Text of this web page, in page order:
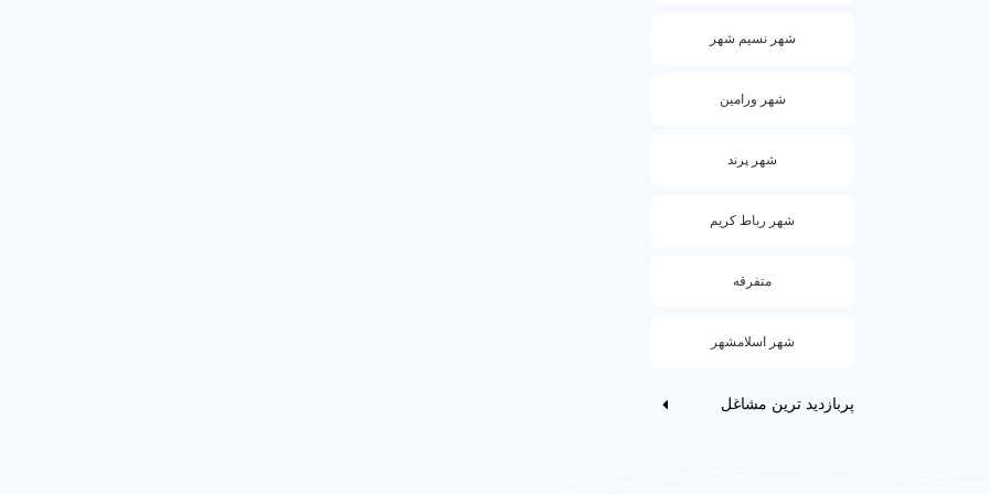
شهر نسیم شهر
شهر ورامین
شهر پرند
شهر رباط کریم
متفرقه
شهر اسلامشهر
پربازدید ترین مشاغل